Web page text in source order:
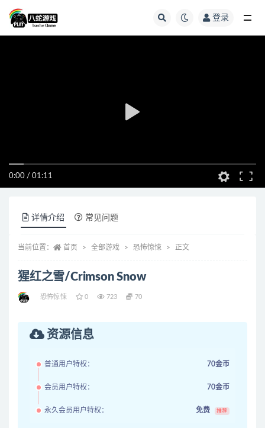
登录
0:00 / 01:11
详情介绍 常见问题
当前位置： 首页 全部游戏 恐怖惊悚 正文
猩红之雪/Crimson Snow
恐怖惊悚 0 723 70
资源信息
普通用户特权： 70金币
会员用户特权： 70金币
永久会员用户特权： 免费 推荐